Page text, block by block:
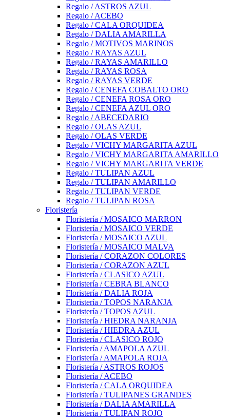
Regalo / ASTROS AZUL
Regalo / ACEBO
Regalo / CALA ORQUIDEA
Regalo / DALIA AMARILLA
Regalo / MOTIVOS MARINOS
Regalo / RAYAS AZUL
Regalo / RAYAS AMARILLO
Regalo / RAYAS ROSA
Regalo / RAYAS VERDE
Regalo / CENEFA COBALTO ORO
Regalo / CENEFA ROSA ORO
Regalo / CENEFA AZUL ORO
Regalo / ABECEDARIO
Regalo / OLAS AZUL
Regalo / OLAS VERDE
Regalo / VICHY MARGARITA AZUL
Regalo / VICHY MARGARITA AMARILLO
Regalo / VICHY MARGARITA VERDE
Regalo / TULIPAN AZUL
Regalo / TULIPAN AMARILLO
Regalo / TULIPAN VERDE
Regalo / TULIPAN ROSA
Floristería
Floristería / MOSAICO MARRON
Floristería / MOSAICO VERDE
Floristería / MOSAICO AZUL
Floristería / MOSAICO MALVA
Floristería / CORAZON COLORES
Floristería / CORAZON AZUL
Floristería / CLASICO AZUL
Floristería / CEBRA BLANCO
Floristería / DALIA ROJA
Floristería / TOPOS NARANJA
Floristería / TOPOS AZUL
Floristería / HIEDRA NARANJA
Floristería / HIEDRA AZUL
Floristería / CLASICO ROJO
Floristería / AMAPOLA AZUL
Floristería / AMAPOLA ROJA
Floristería / ASTROS ROJOS
Floristería / ACEBO
Floristería / CALA ORQUIDEA
Floristería / TULIPANES GRANDES
Floristería / DALIA AMARILLA
Floristería / TULIPAN ROJO